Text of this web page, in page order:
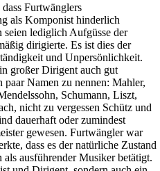
Furtwänglers
als Komponist hinderlich
seien lediglich Aufgüsse der
dirigierte. Es ist dies der
und Unpersönlichkeit.
großer Dirigent auch gut
Namen zu nennen: Mahler,
Schumann, Liszt,
nicht zu vergessen Schütz und
dauerhaft oder zumindest
gewesen. Furtwängler war
dass es der natürliche Zustand
ausführender Musiker betätigt.